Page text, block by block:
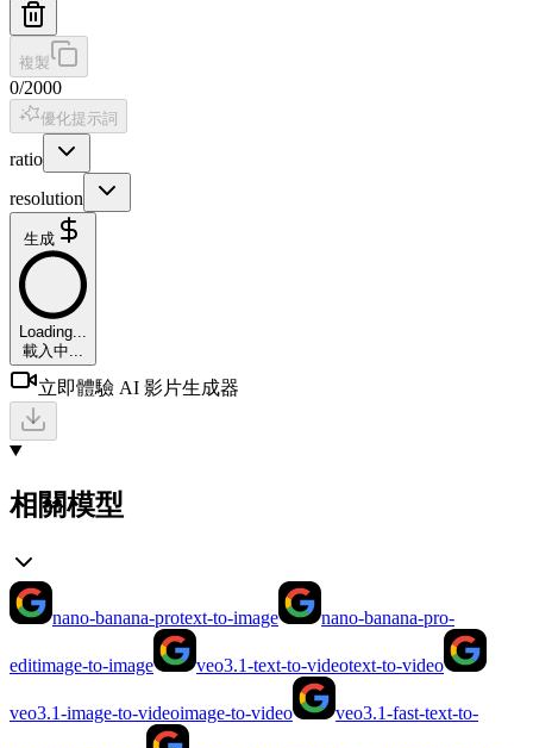
複製
0/2000
優化提示詞
ratio
resolution
生成
Loading...
載入中...
立即體驗 AI 影片生成器
相關模型
nano-banana-protext-to-image nano-banana-pro-
editimage-to-image veo3.1-text-to-videotext-to-video
veo3.1-image-to-videoimage-to-video veo3.1-fast-text-to-